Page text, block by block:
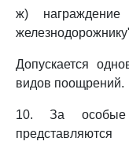
ж) награждение
Допускается
видов поощрений.
10. За особые